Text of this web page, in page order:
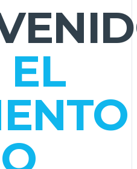
EL